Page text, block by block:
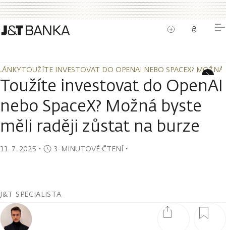
TOUŽÍTE INVESTOVAT DO OPENAI NEBO SPACEX?
TOUŽÍTE INVESTOVAT DO OPENAI NEBO SPACEX?
Toužíte investovat do OpenAI
nebo SpaceX? Možná byste
měli raději zůstat na burze
11. 7. 2025 ・ 3-MINUTOVÉ ČTENÍ・
J&T SPECIALISTA